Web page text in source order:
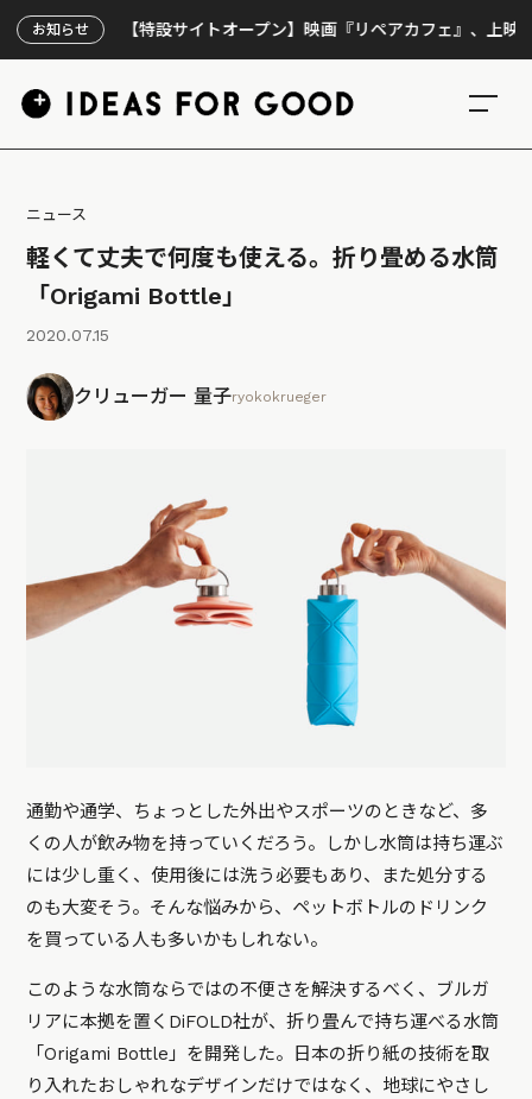
お知らせ
【特設サイトオープン】映画『リペアカフェ』、上映300回の先
ニュース
軽くて丈夫で何度も使える。折り畳める水筒
「Origami Bottle」
2020.07.15
クリューガー 量子ryokokrueger
通勤や通学、ちょっとした外出やスポーツのときなど、多
くの人が飲み物を持っていくだろう。しかし水筒は持ち運ぶ
には少し重く、使用後には洗う必要もあり、また処分する
のも大変そう。そんな悩みから、ペットボトルのドリンク
を買っている人も多いかもしれない。
このような水筒ならではの不便さを解決するべく、ブルガ
リアに本拠を置くDiFOLD社が、折り畳んで持ち運べる水筒
「Origami Bottle」を開発した。日本の折り紙の技術を取
り入れたおしゃれなデザインだけではなく、地球にやさし